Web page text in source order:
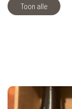
Toon alle